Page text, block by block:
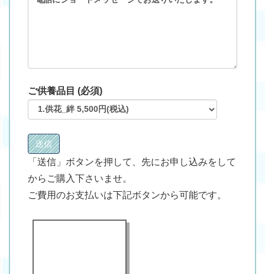
ご供養品目 (必須)
「送信」ボタンを押して、先にお申し込みをして
からご購入下さいませ。
ご費用のお支払いは下記ボタンから可能です。